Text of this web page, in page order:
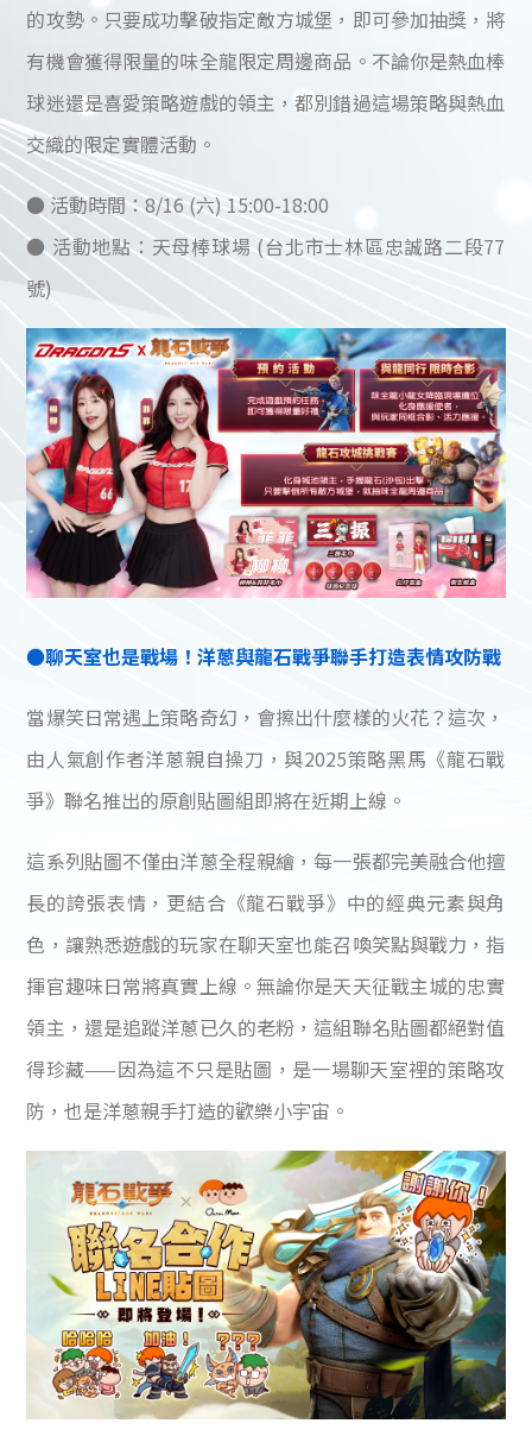
的攻勢。只要成功擊破指定敵方城堡，即可參加抽獎，將
有機會獲得限量的味全龍限定周邊商品。不論你是熱血棒
球迷還是喜愛策略遊戲的領主，都別錯過這場策略與熱血
交織的限定實體活動。
● 活動時間：8/16 (六) 15:00-18:00
● 活動地點：天母棒球場 (台北市士林區忠誠路二段77
號)
●聊天室也是戰場！洋蔥與龍石戰爭聯手打造表情攻防戰
當爆笑日常遇上策略奇幻，會擦出什麼樣的火花？這次，
由人氣創作者洋蔥親自操刀，與2025策略黑馬《龍石戰
爭》聯名推出的原創貼圖組即將在近期上線。
這系列貼圖不僅由洋蔥全程親繪，每一張都完美融合他擅
長的誇張表情，更結合《龍石戰爭》中的經典元素與角
色，讓熟悉遊戲的玩家在聊天室也能召喚笑點與戰力，指
揮官趣味日常將真實上線。無論你是天天征戰主城的忠實
領主，還是追蹤洋蔥已久的老粉，這組聯名貼圖都絕對值
得珍藏——因為這不只是貼圖，是一場聊天室裡的策略攻
防，也是洋蔥親手打造的歡樂小宇宙。